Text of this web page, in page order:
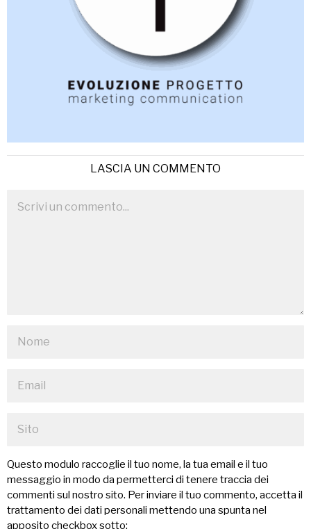
LASCIA UN COMMENTO
Questo modulo raccoglie il tuo nome, la tua email e il tuo
messaggio in modo da permetterci di tenere traccia dei
commenti sul nostro sito. Per inviare il tuo commento, accetta il
trattamento dei dati personali mettendo una spunta nel
apposito checkbox sotto: